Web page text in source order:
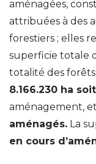
aménagées,
attribuées à des
forestiers ; elles
superficie totale
totalité des
8.166.230 ha
aménagement, et
aménagés. La
en cours